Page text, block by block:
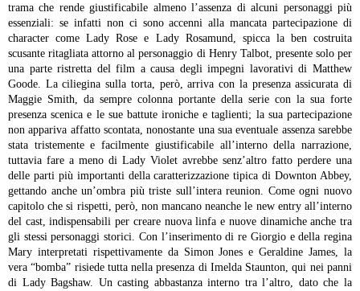
trama che rende giustificabile almeno l’assenza di alcuni personaggi più
essenziali: se infatti non ci sono accenni alla mancata partecipazione di
character come Lady Rose e Lady Rosamund, spicca la ben costruita
scusante ritagliata attorno al personaggio di Henry Talbot, presente solo per
una parte ristretta del film a causa degli impegni lavorativi di Matthew
Goode.
La ciliegina sulla torta, però, arriva con la presenza assicurata di
Maggie Smith, da sempre colonna portante della serie con la sua forte
presenza scenica e le sue battute ironiche e taglienti; la sua partecipazione
non appariva affatto scontata, nonostante una sua eventuale assenza sarebbe
stata tristemente e facilmente giustificabile all’interno della narrazione,
tuttavia fare a meno di Lady Violet avrebbe senz’altro fatto perdere una
delle parti più importanti della caratterizzazione tipica di Downton Abbey,
gettando anche un’ombra più triste sull’intera reunion.
Come ogni nuovo
capitolo che si rispetti, però, non mancano neanche le new entry all’interno
del cast, indispensabili per creare nuova linfa e nuove dinamiche anche tra
gli stessi personaggi storici. Con l’inserimento di re Giorgio e della regina
Mary interpretati rispettivamente da Simon Jones e Geraldine James, la
vera “bomba” risiede tutta nella presenza di Imelda Staunton, qui nei panni
di Lady Bagshaw. Un casting abbastanza interno tra l’altro, dato che la